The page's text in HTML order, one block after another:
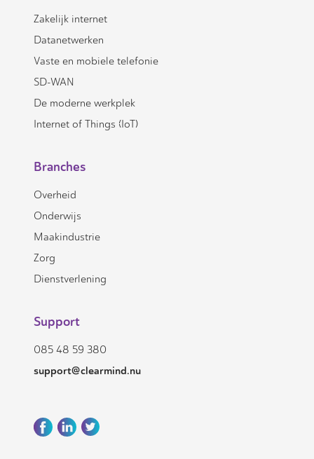
Zakelijk internet
Datanetwerken
Vaste en mobiele telefonie
SD-WAN
De moderne werkplek
Internet of Things (IoT)
Branches
Overheid
Onderwijs
Maakindustrie
Zorg
Dienstverlening
Support
085 48 59 380
support@clearmind.nu